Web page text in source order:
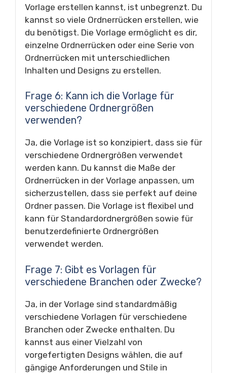
Vorlage erstellen kannst, ist unbegrenzt. Du
kannst so viele Ordnerrücken erstellen, wie
du benötigst. Die Vorlage ermöglicht es dir,
einzelne Ordnerrücken oder eine Serie von
Ordnerrücken mit unterschiedlichen
Inhalten und Designs zu erstellen.
Frage 6: Kann ich die Vorlage für
verschiedene Ordnergrößen
verwenden?
Ja, die Vorlage ist so konzipiert, dass sie für
verschiedene Ordnergrößen verwendet
werden kann. Du kannst die Maße der
Ordnerrücken in der Vorlage anpassen, um
sicherzustellen, dass sie perfekt auf deine
Ordner passen. Die Vorlage ist flexibel und
kann für Standardordnergrößen sowie für
benutzerdefinierte Ordnergrößen
verwendet werden.
Frage 7: Gibt es Vorlagen für
verschiedene Branchen oder Zwecke?
Ja, in der Vorlage sind standardmäßig
verschiedene Vorlagen für verschiedene
Branchen oder Zwecke enthalten. Du
kannst aus einer Vielzahl von
vorgefertigten Designs wählen, die auf
gängige Anforderungen und Stile in